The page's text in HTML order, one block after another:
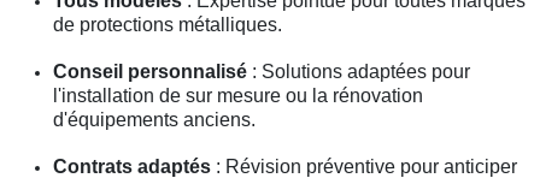
de protections métalliques.
Conseil personnalisé : Solutions adaptées pour
l'installation de sur mesure ou la rénovation
d'équipements anciens.
Contrats adaptés : Révision préventive pour anticiper